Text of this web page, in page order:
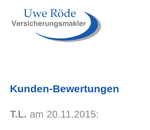
Kunden-Bewertungen
T.L. am 20.11.2015: